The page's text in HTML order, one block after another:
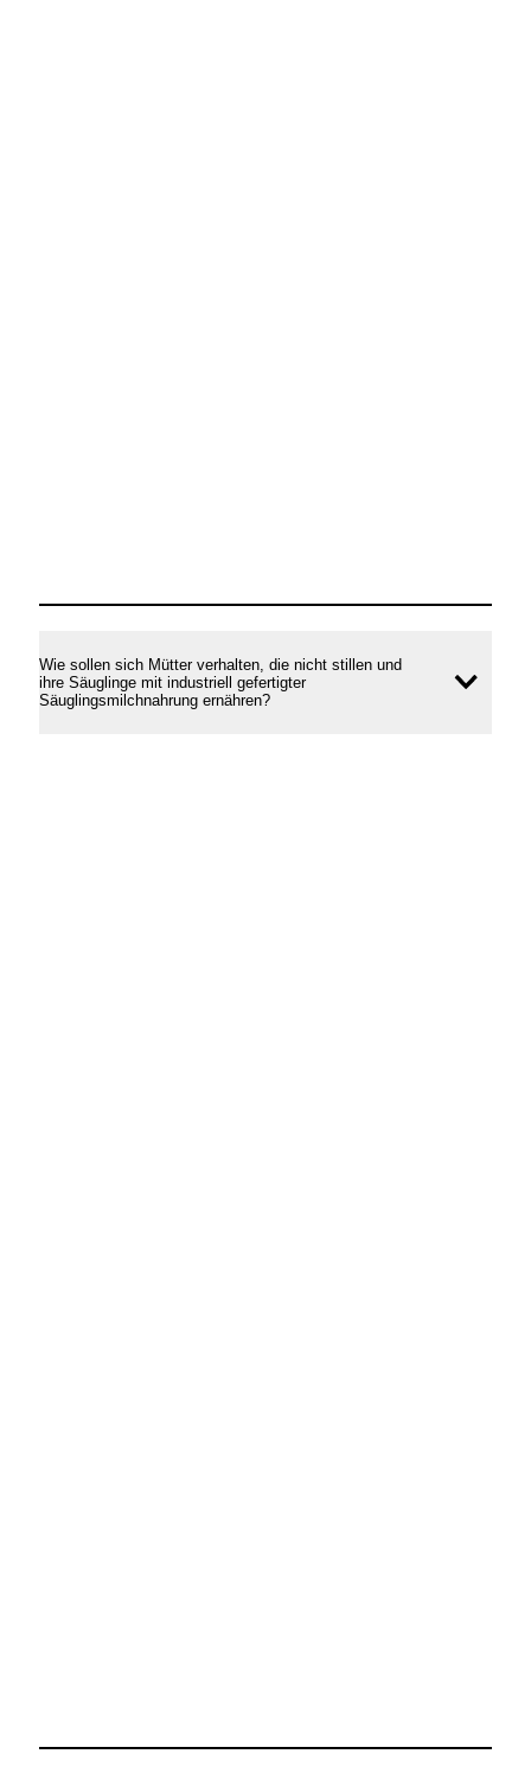
Wie sollen sich Mütter verhalten, die nicht stillen und
ihre Säuglinge mit industriell gefertigter
Säuglingsmilchnahrung ernähren?